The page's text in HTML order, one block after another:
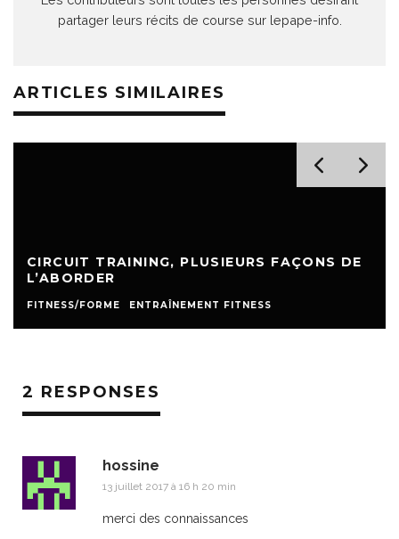
partager leurs récits de course sur lepape-info.
ARTICLES SIMILAIRES
CIRCUIT TRAINING, PLUSIEURS FAÇONS DE
L’ABORDER
FITNESS/FORME ENTRAÎNEMENT FITNESS
2 RESPONSES
hossine
13 juillet 2017 à 16 h 20 min
merci des connaissances